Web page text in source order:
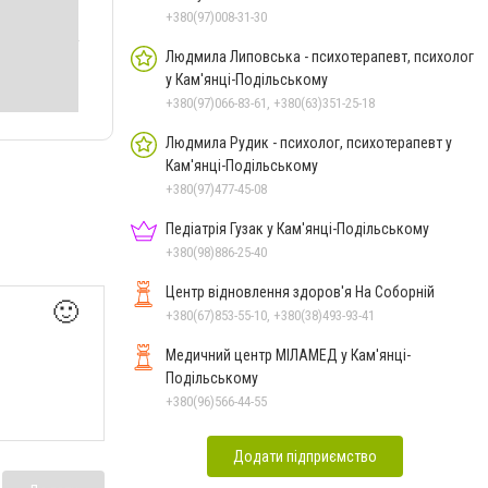
🙂
+380(97)008-31-30
Людмила Липовська - психотерапевт, психолог
у Кам'янці-Подільському
+380(97)066-83-61, +380(63)351-25-18
Людмила Рудик - психолог, психотерапевт у
Кам'янці-Подільському
+380(97)477-45-08
Педіатрія Гузак у Кам'янці-Подільському
+380(98)886-25-40
Центр відновлення здоров'я На Соборній
+380(67)853-55-10, +380(38)493-93-41
Медичний центр МІЛАМЕД у Кам'янці-
Подільському
+380(96)566-44-55
Додати підприємство